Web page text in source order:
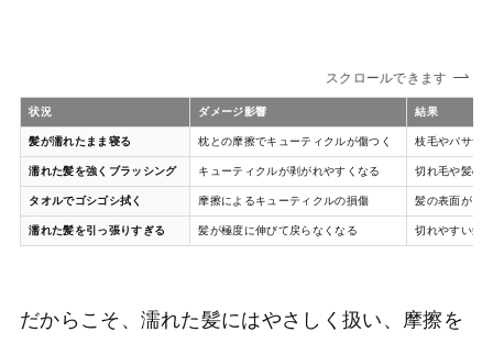
スクロールできます
状況 ダメージ影響 結果
髪が濡れたまま寝る 枕との摩擦でキューティクルが傷つく 枝毛やパサつ
濡れた髪を強くブラッシング キューティクルが剥がれやすくなる 切れ毛や髪の
タオルでゴシゴシ拭く 摩擦によるキューティクルの損傷 髪の表面がざ
濡れた髪を引っ張りすぎる 髪が極度に伸びて戻らなくなる 切れやすい髪
だからこそ、濡れた髪にはやさしく扱い、摩擦を